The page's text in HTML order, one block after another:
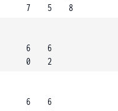
7
5
8
6
0
6
2
6
6